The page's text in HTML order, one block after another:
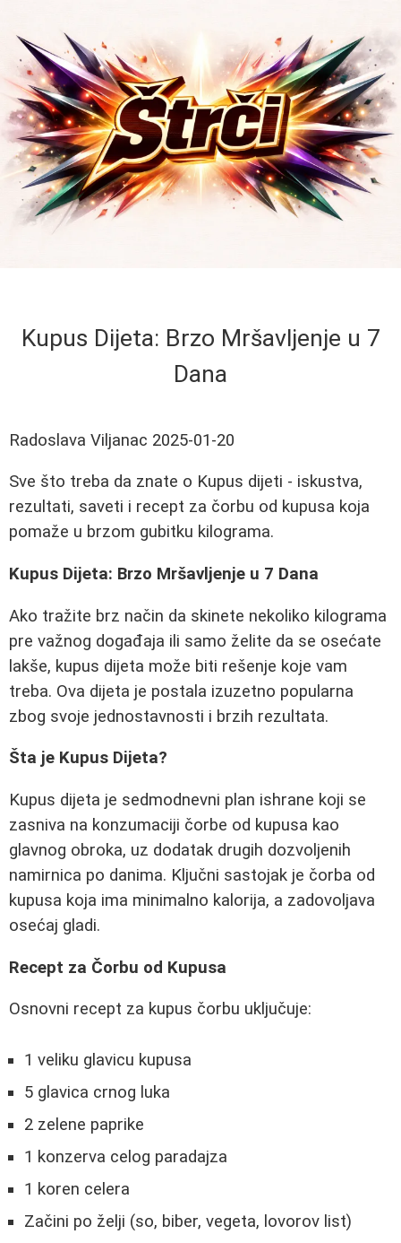
Kupus Dijeta: Brzo Mršavljenje u 7
Dana
Radoslava Viljanac 2025-01-20
Sve što treba da znate o Kupus dijeti - iskustva,
rezultati, saveti i recept za čorbu od kupusa koja
pomaže u brzom gubitku kilograma.
Kupus Dijeta: Brzo Mršavljenje u 7 Dana
Ako tražite brz način da skinete nekoliko kilograma
pre važnog događaja ili samo želite da se osećate
lakše, kupus dijeta može biti rešenje koje vam
treba. Ova dijeta je postala izuzetno popularna
zbog svoje jednostavnosti i brzih rezultata.
Šta je Kupus Dijeta?
Kupus dijeta je sedmodnevni plan ishrane koji se
zasniva na konzumaciji čorbe od kupusa kao
glavnog obroka, uz dodatak drugih dozvoljenih
namirnica po danima. Ključni sastojak je čorba od
kupusa koja ima minimalno kalorija, a zadovoljava
osećaj gladi.
Recept za Čorbu od Kupusa
Osnovni recept za kupus čorbu uključuje:
1 veliku glavicu kupusa
5 glavica crnog luka
2 zelene paprike
1 konzerva celog paradajza
1 koren celera
Začini po želji (so, biber, vegeta, lovorov list)